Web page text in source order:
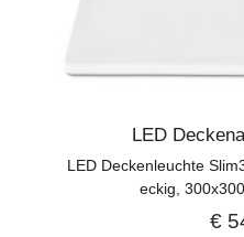
LED
LED Deckenleuchte
eckig,
€